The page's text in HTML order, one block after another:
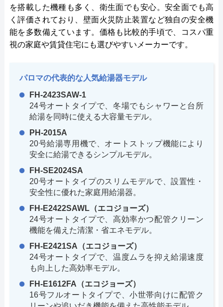
を搭載した機種も多く、衛生面でも安心。安全面でも高
く評価されており、壁面火災防止装置など独自の安全機
能を多数備えています。価格も比較的手頃で、コスパ重
視の家庭や賃貸住宅にも選びやすいメーカーです。
パロマの代表的な人気給湯器モデル
FH-2423SAW-1
24号オートタイプで、冬場でもシャワーと台所
給湯を同時に使える大容量モデル。
PH-2015A
20号給湯専用機で、オートストップ機能により
安全に給湯できるシンプルモデル。
FH-SE2024SA
20号オートタイプのスリムモデルで、設置性・
安全性に優れた家庭用給湯器。
FH-E2422SAWL（エコジョーズ）
24号オートタイプで、高効率かつ配管クリーン
機能を備えた清潔・省エネモデル。
FH-E2421SA（エコジョーズ）
24号オートタイプで、温度ムラを抑え給湯速度
も向上した高効率モデル。
FH-E1612FA（エコジョーズ）
16号フルオートタイプで、小世帯向けに配管ク